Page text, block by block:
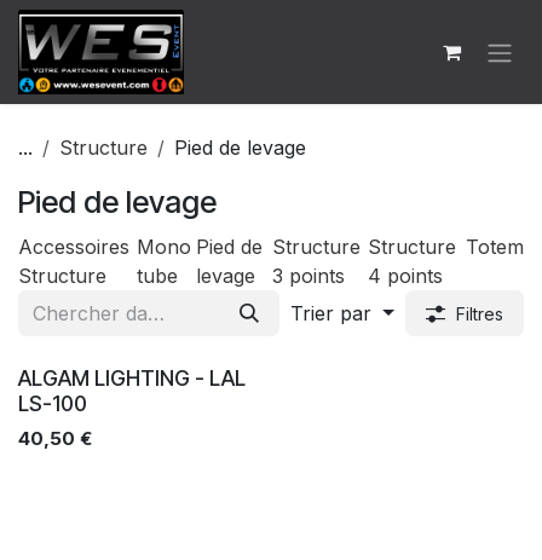
Se rendre au contenu
... Structure Pied de levage
Pied de levage
Accessoires
Structure
Mono
tube
Pied de
levage
Structure
3 points
Structure
4 points
Totem
Trier par Filtres
Ventes
ALGAM LIGHTING - LAL
LS-100
40,50 €